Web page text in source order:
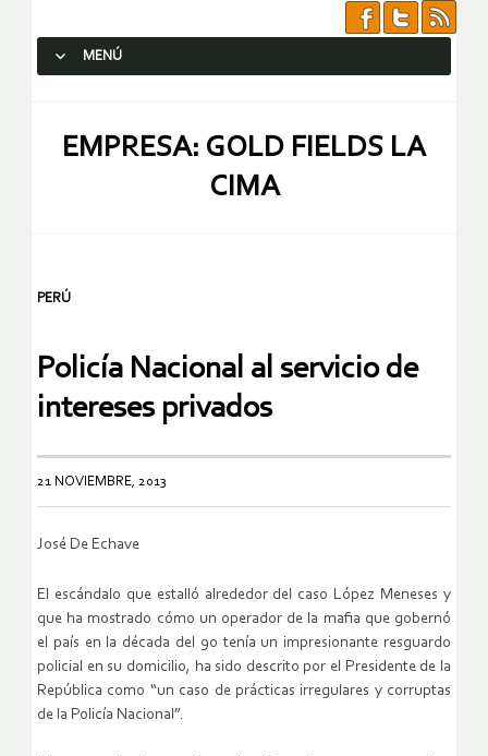
MENÚ
EMPRESA: GOLD FIELDS LA
CIMA
PERÚ
Policía Nacional al servicio de
intereses privados
21 NOVIEMBRE, 2013
José De Echave
El escándalo que estalló alrededor del caso López Meneses y
que ha mostrado cómo un operador de la mafia que gobernó
el país en la década del 90 tenía un impresionante resguardo
policial en su domicilio, ha sido descrito por el Presidente de la
República como “un caso de prácticas irregulares y corruptas
de la Policía Nacional”.